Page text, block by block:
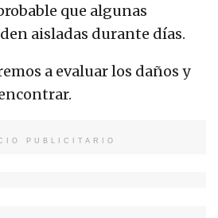
que algunas
aisladas durante días.
a evaluar los daños y
PUBLICITARIO